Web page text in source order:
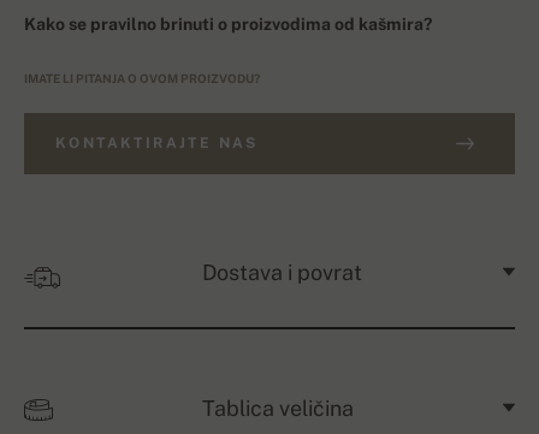
Kako se pravilno brinuti o proizvodima od kašmira?
IMATE LI PITANJA O OVOM PROIZVODU?
KONTAKTIRAJTE NAS
Dostava i povrat
Tablica veličina